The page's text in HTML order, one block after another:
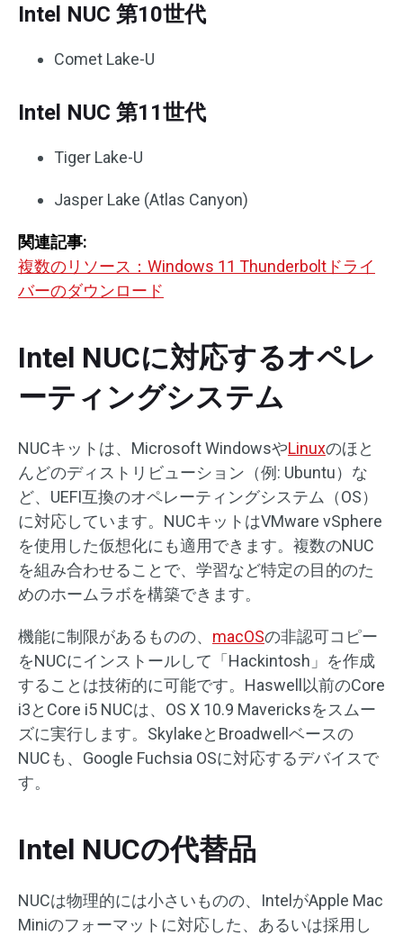
Intel NUC 第10世代
Comet Lake-U
Intel NUC 第11世代
Tiger Lake-U
Jasper Lake (Atlas Canyon)
関連記事:
複数のリソース：Windows 11 Thunderboltドライ
バーのダウンロード
Intel NUCに対応するオペレ
ーティングシステム
NUCキットは、Microsoft WindowsやLinuxのほと
んどのディストリビューション（例: Ubuntu）な
ど、UEFI互換のオペレーティングシステム（OS）
に対応しています。NUCキットはVMware vSphere
を使用した仮想化にも適用できます。複数のNUC
を組み合わせることで、学習など特定の目的のた
めのホームラボを構築できます。
機能に制限があるものの、 macOSの非認可コピー
をNUCにインストールして「Hackintosh」を作成
することは技術的に可能です。Haswell以前のCore
i3とCore i5 NUCは、OS X 10.9 Mavericksをスムー
ズに実行します。SkylakeとBroadwellベースの
NUCも、Google Fuchsia OSに対応するデバイスで
す。
Intel NUCの代替品
NUCは物理的には小さいものの、IntelがApple Mac
Miniのフォーマットに対応した、あるいは採用し